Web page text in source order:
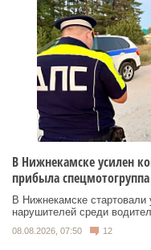
В Нижнекамске усилен
прибыла
В Нижнекамске
нарушителей среди
08.08.2026, 07:50 12